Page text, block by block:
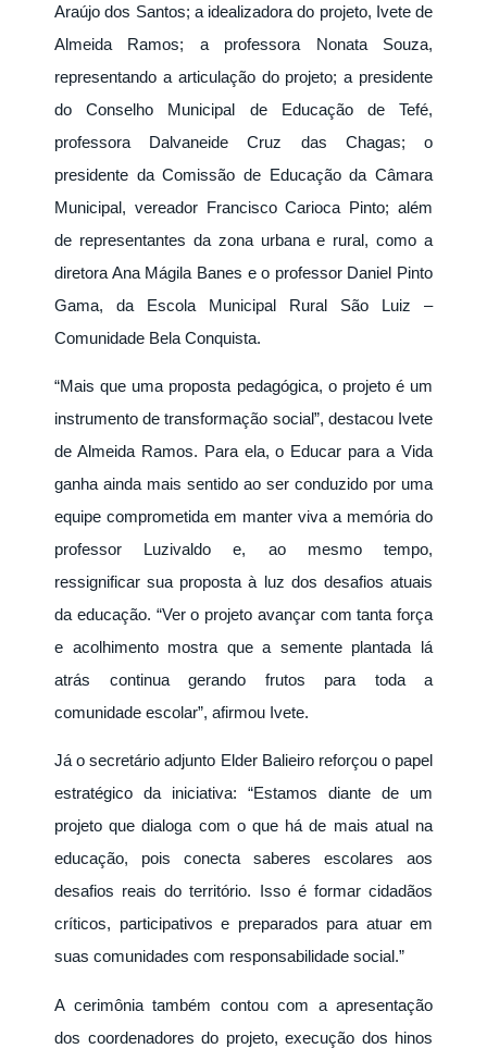
Araújo dos Santos; a idealizadora do projeto, Ivete de
Almeida Ramos; a professora Nonata Souza,
representando a articulação do projeto; a presidente
do Conselho Municipal de Educação de Tefé,
professora Dalvaneide Cruz das Chagas; o
presidente da Comissão de Educação da Câmara
Municipal, vereador Francisco Carioca Pinto; além
de representantes da zona urbana e rural, como a
diretora Ana Mágila Banes e o professor Daniel Pinto
Gama, da Escola Municipal Rural São Luiz –
Comunidade Bela Conquista.
“Mais que uma proposta pedagógica, o projeto é um
instrumento de transformação social”, destacou Ivete
de Almeida Ramos. Para ela, o Educar para a Vida
ganha ainda mais sentido ao ser conduzido por uma
equipe comprometida em manter viva a memória do
professor Luzivaldo e, ao mesmo tempo,
ressignificar sua proposta à luz dos desafios atuais
da educação. “Ver o projeto avançar com tanta força
e acolhimento mostra que a semente plantada lá
atrás continua gerando frutos para toda a
comunidade escolar”, afirmou Ivete.
Já o secretário adjunto Elder Balieiro reforçou o papel
estratégico da iniciativa: “Estamos diante de um
projeto que dialoga com o que há de mais atual na
educação, pois conecta saberes escolares aos
desafios reais do território. Isso é formar cidadãos
críticos, participativos e preparados para atuar em
suas comunidades com responsabilidade social.”
A cerimônia também contou com a apresentação
dos coordenadores do projeto, execução dos hinos